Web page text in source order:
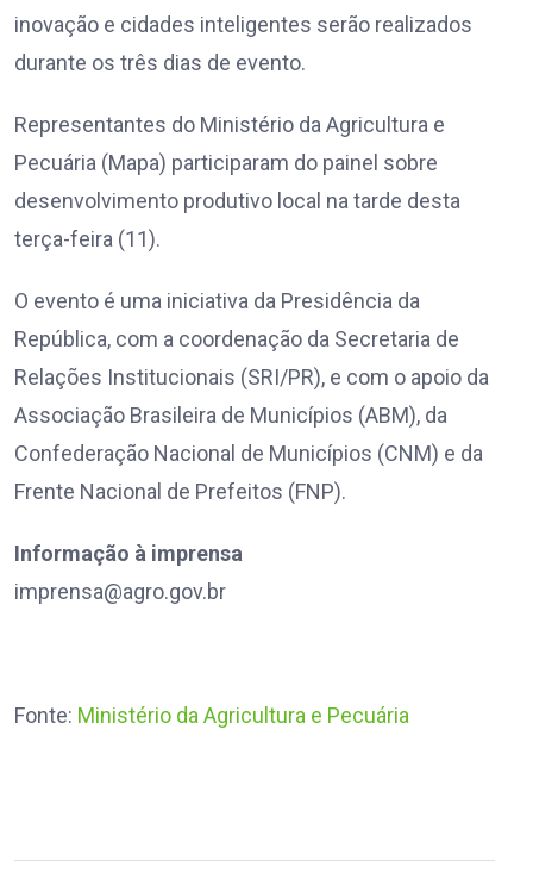
inovação e cidades inteligentes serão realizados
durante os três dias de evento.
Representantes do Ministério da Agricultura e
Pecuária (Mapa) participaram do painel sobre
desenvolvimento produtivo local na tarde desta
terça-feira (11).
O evento é uma iniciativa da Presidência da
República, com a coordenação da Secretaria de
Relações Institucionais (SRI/PR), e com o apoio da
Associação Brasileira de Municípios (ABM), da
Confederação Nacional de Municípios (CNM) e da
Frente Nacional de Prefeitos (FNP).
Informação à imprensa
imprensa@agro.gov.br
Fonte: Ministério da Agricultura e Pecuária